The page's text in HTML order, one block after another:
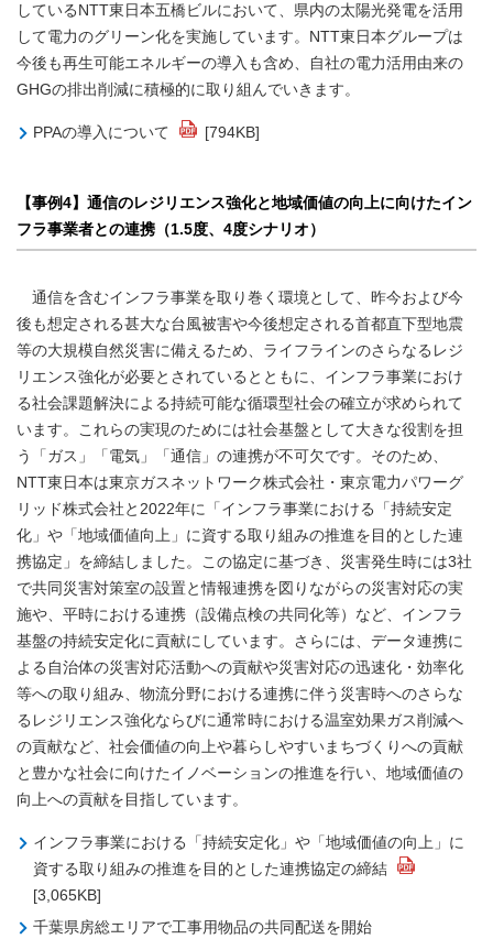
しているNTT東日本五橋ビルにおいて、県内の太陽光発電を活用
して電力のグリーン化を実施しています。NTT東日本グループは
今後も再生可能エネルギーの導入も含め、自社の電力活用由来の
GHGの排出削減に積極的に取り組んでいきます。
PPAの導入について [794KB]
【事例4】通信のレジリエンス強化と地域価値の向上に向けたイン
フラ事業者との連携（1.5度、4度シナリオ）
通信を含むインフラ事業を取り巻く環境として、昨今および今
後も想定される甚大な台風被害や今後想定される首都直下型地震
等の大規模自然災害に備えるため、ライフラインのさらなるレジ
リエンス強化が必要とされているとともに、インフラ事業におけ
る社会課題解決による持続可能な循環型社会の確立が求められて
います。これらの実現のためには社会基盤として大きな役割を担
う「ガス」「電気」「通信」の連携が不可欠です。そのため、
NTT東日本は東京ガスネットワーク株式会社・東京電力パワーグ
リッド株式会社と2022年に「インフラ事業における「持続安定
化」や「地域価値向上」に資する取り組みの推進を目的とした連
携協定」を締結しました。この協定に基づき、災害発生時には3社
で共同災害対策室の設置と情報連携を図りながらの災害対応の実
施や、平時における連携（設備点検の共同化等）など、インフラ
基盤の持続安定化に貢献にしています。さらには、データ連携に
よる自治体の災害対応活動への貢献や災害対応の迅速化・効率化
等への取り組み、物流分野における連携に伴う災害時へのさらな
るレジリエンス強化ならびに通常時における温室効果ガス削減へ
の貢献など、社会価値の向上や暮らしやすいまちづくりへの貢献
と豊かな社会に向けたイノベーションの推進を行い、地域価値の
向上への貢献を目指しています。
インフラ事業における「持続安定化」や「地域価値の向上」に
資する取り組みの推進を目的とした連携協定の締結
[3,065KB]
千葉県房総エリアで工事用物品の共同配送を開始